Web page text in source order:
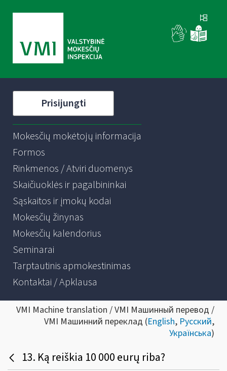
Prisijungti
Mokesčių mokėtojų informacija
Formos
Rinkmenos / Atviri duomenys
Skaičiuoklės ir pagalbininkai
Sąskaitos ir įmokų kodai
Mokesčių žinynas
Mokesčių kalendorius
Seminarai
Tarptautinis apmokestinimas
Kontaktai / Apklausa
VMI Machine translation / VMI Машинный перевод /
VMI Машинний переклад (English, Русский,
Українська)
13. Ką reiškia 10 000 eurų riba?